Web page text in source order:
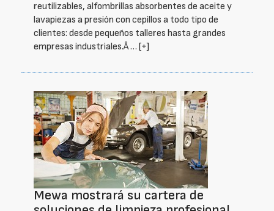
reutilizables, alfombrillas absorbentes de aceite y
lavapiezas a presión con cepillos a todo tipo de
clientes: desde pequeños talleres hasta grandes
empresas industriales.Â … [+]
Mewa mostrará su cartera de